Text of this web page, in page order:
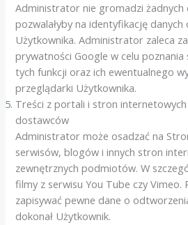
Administrator nie gromadzi żadnych
pozwalałyby na identyfikację danych
Użytkownika. Administrator zaleca
prywatności Google w celu poznania
tych funkcji oraz ich ewentualnego
przeglądarki Użytkownika.
Treści z portali i stron
dostawców
Administrator może osadzać na
serwisów, blogów i innych stron
zewnętrznych podmiotów. W
filmy z serwisu You Tube czy
zapisywać pewne dane o
dokonał Użytkownik.